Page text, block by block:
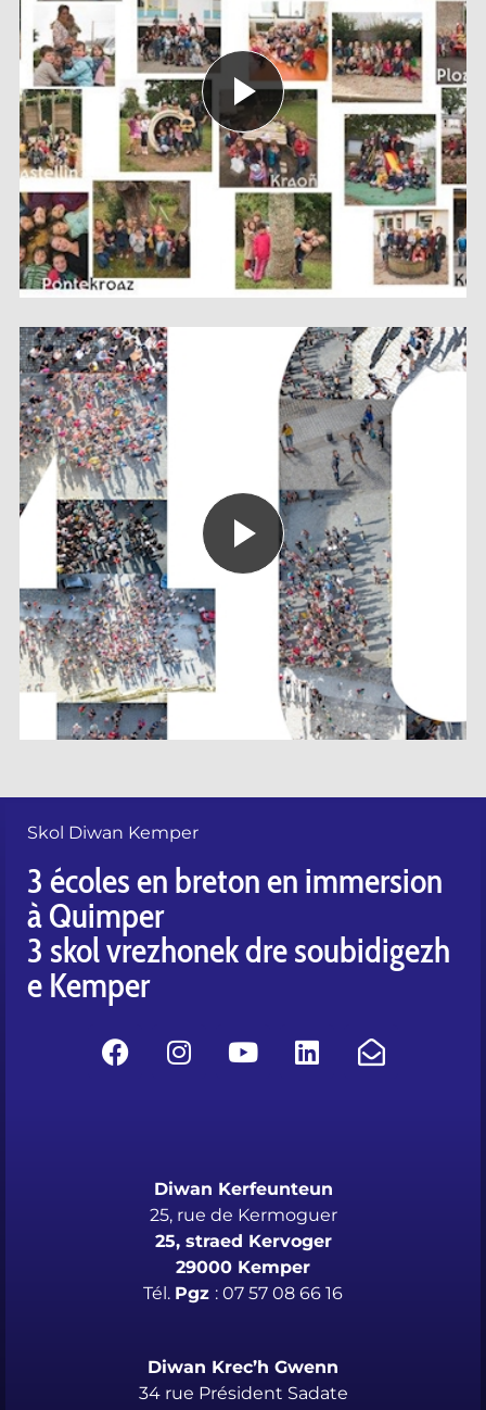
Skol Diwan Kemper
3 écoles en breton en immersion
à Quimper
3 skol vrezhonek dre soubidigezh
e Kemper
Diwan Kerfeunteun
25, rue de Kermoguer
25, straed Kervoger
29000 Kemper
Tél. Pgz : 07 57 08 66 16
Diwan Krec’h Gwenn
34 rue Président Sadate